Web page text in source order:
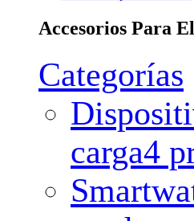
Accesorios Para
Categorías
carga4